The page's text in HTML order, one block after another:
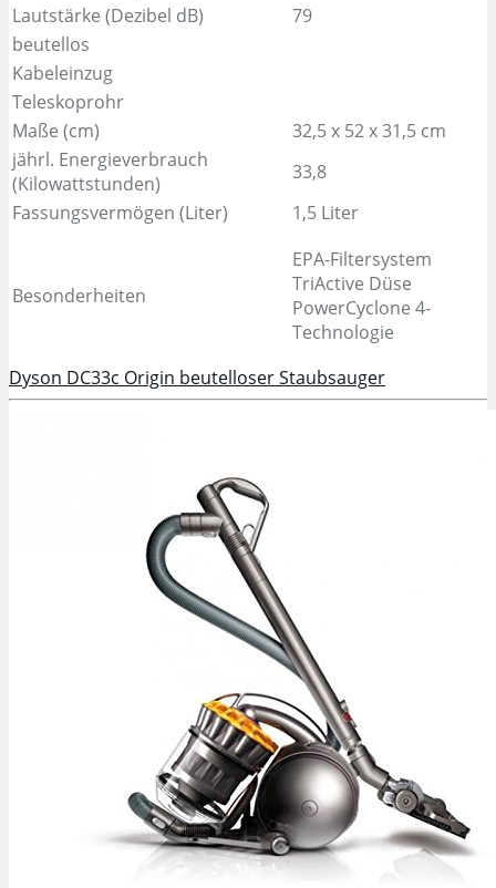
Lautstärke (Dezibel dB)
79
beutellos
Kabeleinzug
Teleskoprohr
Maße (cm)
32,5 x 52 x 31,5 cm
jährl. Energieverbrauch
(Kilowattstunden)
33,8
Fassungsvermögen (Liter)
1,5 Liter
Besonderheiten
EPA-Filtersystem
TriActive Düse
PowerCyclone 4-
Technologie
Dyson DC33c Origin beutelloser Staubsauger